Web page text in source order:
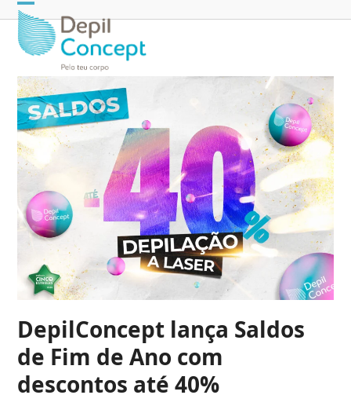
Open
mobile
menu
Close
mobile
menu
DepilConcept lança Saldos
de Fim de Ano com
descontos até 40%